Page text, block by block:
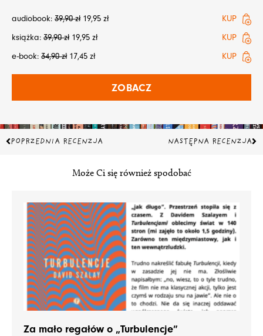
audiobook: 39,90zł 19,95 zł
KUP
książka: 39,90zł 19,95 zł
KUP
e-book: 34,90zł 17,45 zł KUP
ZOBACZ
Prev
POPRZEDNIA RECENZJA NASTĘPNA RECENZJA
Może Ci się również spodobać
Za mało regałów o „Turbulencje”